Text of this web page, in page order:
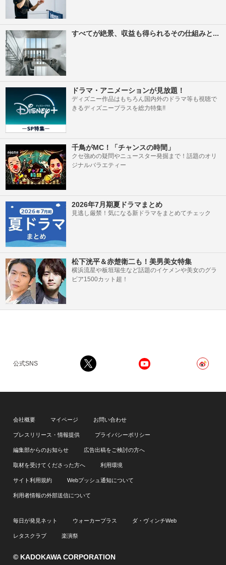
すべてが絶景、収益も得られるその仕組みと...
ドラマ・アニメーションが見放題！
ディズニー作品はもちろん国内外のドラマ等も視聴で
きるディズニープラスを総力特集!!
千鳥がMC！「チャンスの時間」
クセ強めの疑問やニュースター発掘まで！話題のオリ
ジナルバラエティー
2026年7月期夏ドラマまとめ
見逃し厳禁！気になる新ドラマをまとめてチェック
松下洸平＆赤楚衛二も！美男美女特集
横浜流星や板垣瑞生など話題のイケメンや美女のグラ
ビア1500カット超！
公式SNS
会社概要 マイページ お問い合わせ
プレスリリース・情報提供 プライバシーポリシー
編集部からのお知らせ 広告出稿をご検討の方へ
取材を受けてくださった方へ 利用環境
サイト利用規約 Webプッシュ通知について
利用者情報の外部送信について
毎日が発見ネット ウォーカープラス ダ・ヴィンチWeb
レタスクラブ 楽演祭
© KADOKAWA CORPORATION